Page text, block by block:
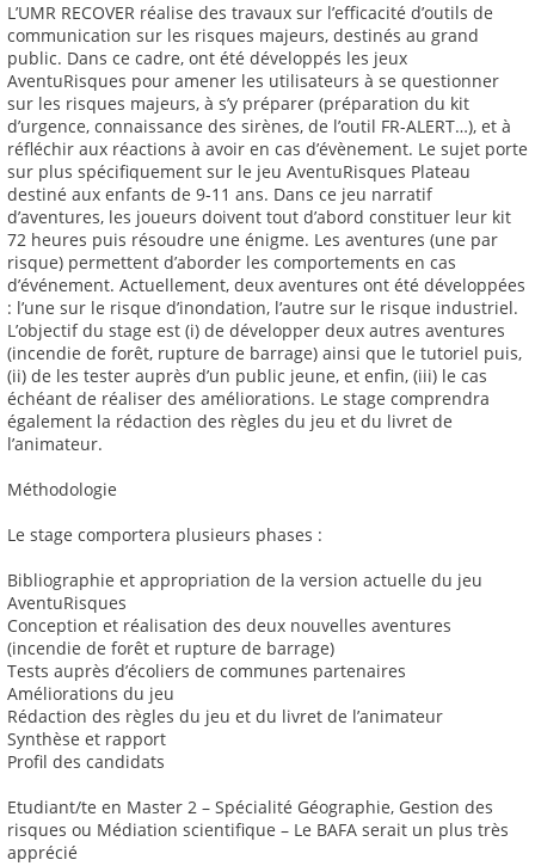
L’UMR RECOVER réalise des travaux sur l’efficacité d’outils de
communication sur les risques majeurs, destinés au grand
public. Dans ce cadre, ont été développés les jeux
AventuRisques pour amener les utilisateurs à se questionner
sur les risques majeurs, à s’y préparer (préparation du kit
d’urgence, connaissance des sirènes, de l’outil FR-ALERT…), et à
réfléchir aux réactions à avoir en cas d’évènement. Le sujet porte
sur plus spécifiquement sur le jeu AventuRisques Plateau
destiné aux enfants de 9-11 ans. Dans ce jeu narratif
d’aventures, les joueurs doivent tout d’abord constituer leur kit
72 heures puis résoudre une énigme. Les aventures (une par
risque) permettent d’aborder les comportements en cas
d’événement. Actuellement, deux aventures ont été développées
: l’une sur le risque d’inondation, l’autre sur le risque industriel.
L’objectif du stage est (i) de développer deux autres aventures
(incendie de forêt, rupture de barrage) ainsi que le tutoriel puis,
(ii) de les tester auprès d’un public jeune, et enfin, (iii) le cas
échéant de réaliser des améliorations. Le stage comprendra
également la rédaction des règles du jeu et du livret de
l’animateur.
Méthodologie
Le stage comportera plusieurs phases :
Bibliographie et appropriation de la version actuelle du jeu
AventuRisques
Conception et réalisation des deux nouvelles aventures
(incendie de forêt et rupture de barrage)
Tests auprès d’écoliers de communes partenaires
Améliorations du jeu
Rédaction des règles du jeu et du livret de l’animateur
Synthèse et rapport
Profil des candidats
Etudiant/te en Master 2 – Spécialité Géographie, Gestion des
risques ou Médiation scientifique – Le BAFA serait un plus très
apprécié